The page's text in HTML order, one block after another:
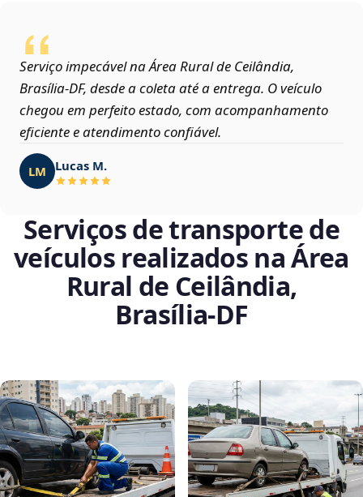
Serviço impecável na Área Rural de Ceilândia,
Brasília‑DF, desde a coleta até a entrega. O veículo
chegou em perfeito estado, com acompanhamento
eficiente e atendimento confiável.
LM Lucas M.
Serviços de transporte de
veículos realizados na Área
Rural de Ceilândia,
Brasília‑DF